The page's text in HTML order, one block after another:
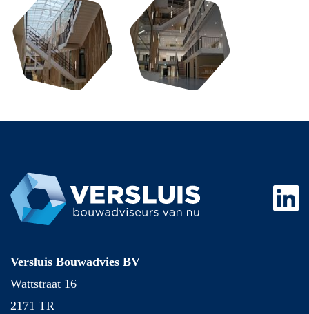
Versluis Bouwadvies BV
Wattstraat 16
2171 TR